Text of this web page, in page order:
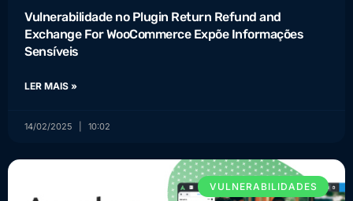
Vulnerabilidade no Plugin Return Refund and
Exchange For WooCommerce Expõe Informações
Sensíveis
LER MAIS »
14/02/2025 10:02
VULNERABILIDADES